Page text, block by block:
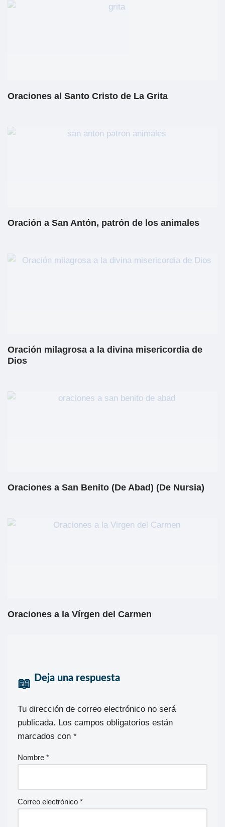
Oraciones al Santo Cristo de La Grita
Oración a San Antón, patrón de los animales
Oración milagrosa a la divina misericordia de
Dios
Oraciones a San Benito (De Abad) (De Nursia)
Oraciones a la Vírgen del Carmen
Deja una respuesta
Tu dirección de correo electrónico no será
publicada. Los campos obligatorios están
marcados con *
Nombre *
Correo electrónico *